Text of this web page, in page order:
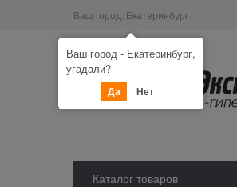
Ваш город: Екатеринбург
Каталог товаров
Ваш город - Екатеринбург,
угадали?
Да Нет